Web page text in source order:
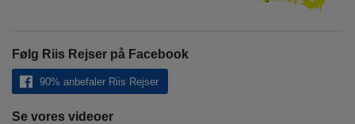
Følg Riis Rejser på Facebook
90% anbefaler Riis Rejser
Se vores videoer